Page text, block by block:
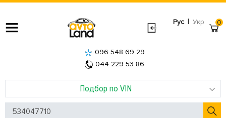
Рус | Укр
Подбор по VIN
096 548 69 29
044 229 53 86
0